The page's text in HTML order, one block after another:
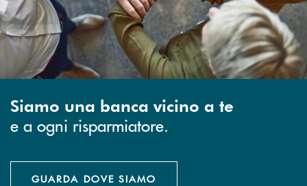
Siamo una banca vicino a te
e a ogni risparmiatore.
GUARDA DOVE SIAMO